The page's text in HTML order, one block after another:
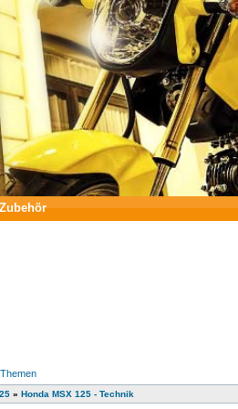
» Honda MSX 125 - Technik